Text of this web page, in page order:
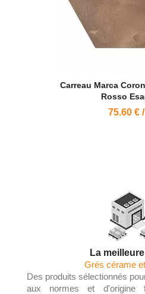
Carreau Marca
Rosso
75.60 € /
La
Grés cérame
Des produits sélectionnés
aux normes et d'origine